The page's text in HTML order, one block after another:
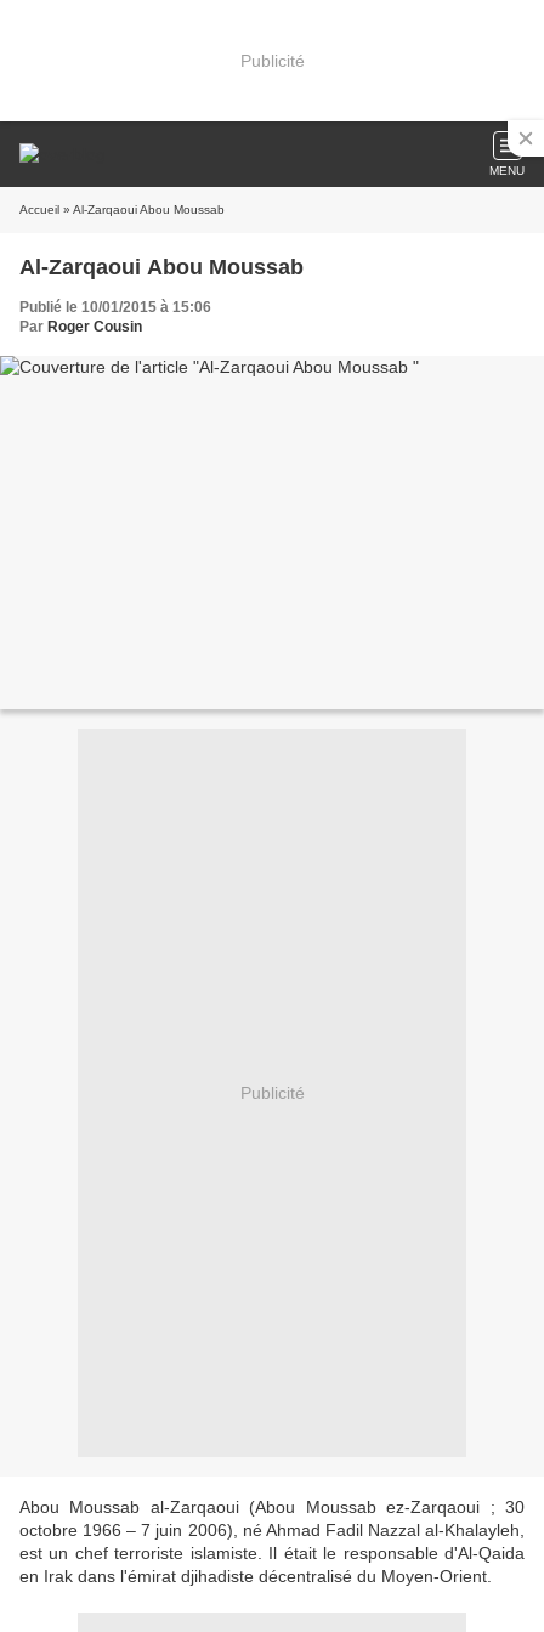
Publicité
MENU
Accueil » Al-Zarqaoui Abou Moussab
Al-Zarqaoui Abou Moussab
Publié le 10/01/2015 à 15:06
Par Roger Cousin
Publicité
Abou Moussab al-Zarqaoui (Abou Moussab ez-Zarqaoui ; 30
octobre 1966 – 7 juin 2006), né Ahmad Fadil Nazzal al-Khalayleh,
est un chef terroriste islamiste. Il était le responsable d'Al-Qaida
en Irak dans l'émirat djihadiste décentralisé du Moyen-Orient.